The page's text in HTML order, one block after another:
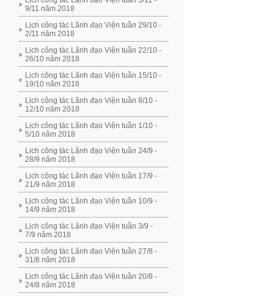
9/11 năm 2018
Lịch công tác Lãnh đạo Viện tuần 29/10 -
2/11 năm 2018
Lịch công tác Lãnh đạo Viện tuần 22/10 -
26/10 năm 2018
Lịch công tác Lãnh đạo Viện tuần 15/10 -
19/10 năm 2018
Lịch công tác Lãnh đạo Viện tuần 8/10 -
12/10 năm 2018
Lịch công tác Lãnh đạo Viện tuần 1/10 -
5/10 năm 2018
Lịch công tác Lãnh đạo Viện tuần 24/9 -
28/9 năm 2018
Lịch công tác Lãnh đạo Viện tuần 17/9 -
21/9 năm 2018
Lịch công tác Lãnh đạo Viện tuần 10/9 -
14/9 năm 2018
Lịch công tác Lãnh đạo Viện tuần 3/9 -
7/9 năm 2018
Lịch công tác Lãnh đạo Viện tuần 27/8 -
31/8 năm 2018
Lịch công tác Lãnh đạo Viện tuần 20/8 -
24/8 năm 2018